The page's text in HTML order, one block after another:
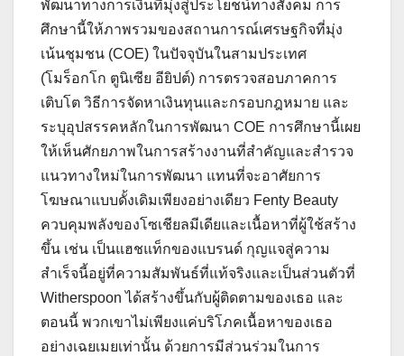
พัฒนาทางการเงินที่มุ่งสู่ประโยชน์ทางสังคม การ
ศึกษานี้ให้ภาพรวมของสถานการณ์เศรษฐกิจที่มุ่ง
เน้นชุมชน (COE) ในปัจจุบันในสามประเทศ
(โมร็อกโก ตูนิเซีย อียิปต์) การตรวจสอบภาคการ
เติบโต วิธีการจัดหาเงินทุนและกรอบกฎหมาย และ
ระบุอุปสรรคหลักในการพัฒนา COE การศึกษานี้เผย
ให้เห็นศักยภาพในการสร้างงานที่สำคัญและสำรวจ
แนวทางใหม่ในการพัฒนา แทนที่จะอาศัยการ
โฆษณาแบบดั้งเดิมเพียงอย่างเดียว Fenty Beauty
ควบคุมพลังของโซเชียลมีเดียและเนื้อหาที่ผู้ใช้สร้าง
ขึ้น เช่น เป็นแฮชแท็กของแบรนด์ กุญแจสู่ความ
สำเร็จนี้อยู่ที่ความสัมพันธ์ที่แท้จริงและเป็นส่วนตัวที่
Witherspoon ได้สร้างขึ้นกับผู้ติดตามของเธอ และ
ตอนนี้ พวกเขาไม่เพียงแค่บริโภคเนื้อหาของเธอ
อย่างเฉยเมยเท่านั้น ด้วยการมีส่วนร่วมในการ